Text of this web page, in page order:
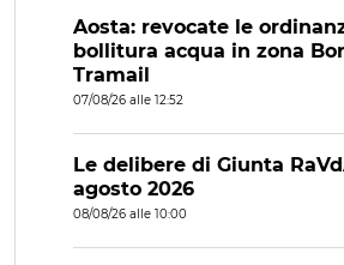
Aosta: revocate le
bollitura acqua in zona
Tramail
07/08/26 alle 12:52
Le delibere di Giunta
agosto 2026
08/08/26 alle 10:00